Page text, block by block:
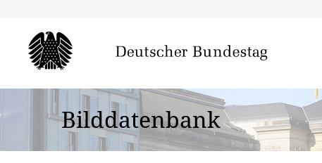
Bilddatenbank